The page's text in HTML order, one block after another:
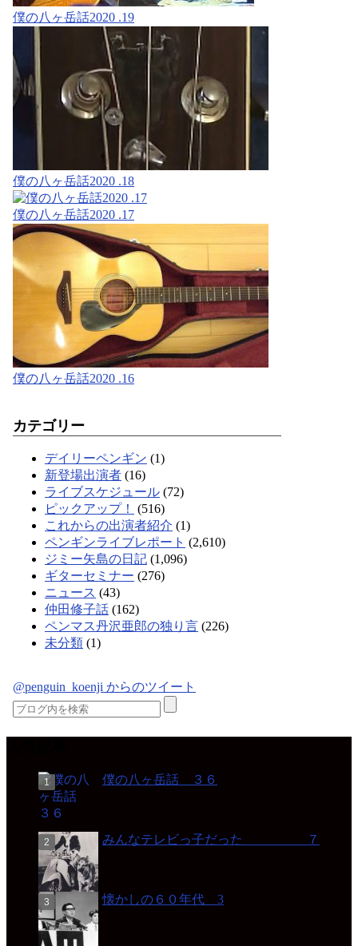
僕の八ヶ岳話2020 .19
僕の八ヶ岳話2020 .18
僕の八ヶ岳話2020 .17
僕の八ヶ岳話2020 .16
カテゴリー
デイリーペンギン (1)
新登場出演者 (16)
ライブスケジュール (72)
ピックアップ！
(516)
これからの出演者紹介 (1)
ペンギンライブレポート (2,610)
ジミー矢島の日記 (1,096)
ギターセミナー (276)
ニュース (43)
仲田修子話 (162)
ペンマス丹沢亜郎の独り言 (226)
未分類 (1)
@penguin_koenji からのツイート
僕の八ヶ岳話 ３６
みんなテレビっ子だった ７
懐かしの６０年代 3